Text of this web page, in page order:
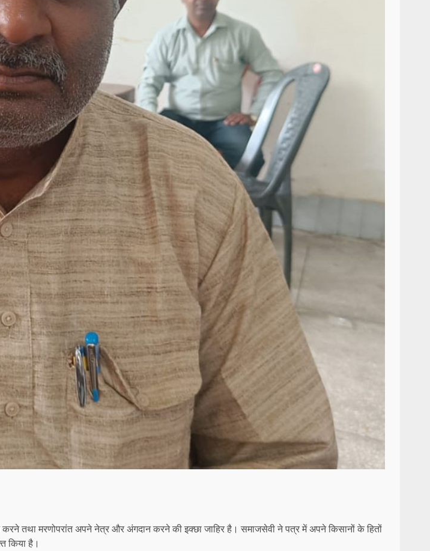
तथा मरणोपरांत अपने नेत्र और अंगदान करने की इक्छा जाहिर है। समाजसेवी ने पत्र में अपने किसानों के हितों
किया है।